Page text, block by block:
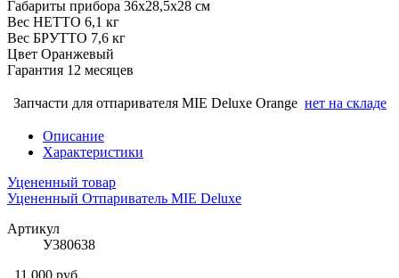
Габариты прибора 36х28,5х28 см
Вес НЕТТО 6,1 кг
Вес БРУТТО 7,6 кг
Цвет Оранжевый
Гарантия 12 месяцев
Запчасти для отпаривателя MIE Deluxe Orange нет на складе
Описание
Характеристики
Уцененный товар
Уцененный Отпариватель MIE Deluxe
Артикул
У380638
11 000 руб.